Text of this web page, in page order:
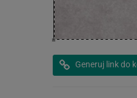
Generuj link do